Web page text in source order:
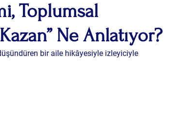
X (Twitter)WhatsAppLinkedInPinterest Bağlantıyı Kopyala
Toplumsal
Ne Anlatıyor?
bir aile hikâyesiyle izleyiciyle